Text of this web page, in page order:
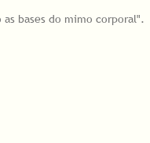
bases do mimo corporal".